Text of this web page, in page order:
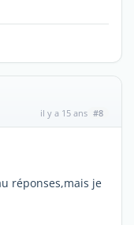
il y a 15 ans #8
réponses,mais je